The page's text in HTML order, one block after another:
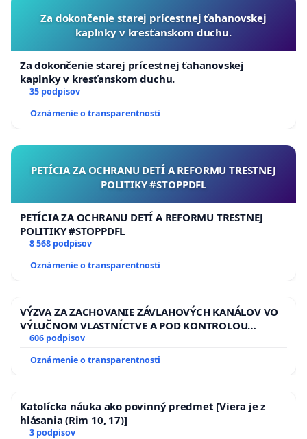
Za dokončenie starej prícestnej ťahanovskej
kaplnky v kresťanskom duchu.
Za dokončenie starej prícestnej ťahanovskej
kaplnky v kresťanskom duchu.
35 podpisov
Oznámenie o transparentnosti
PETÍCIA ZA OCHRANU DETÍ A REFORMU TRESTNEJ
POLITIKY #STOPPDFL
PETÍCIA ZA OCHRANU DETÍ A REFORMU TRESTNEJ
POLITIKY #STOPPDFL
8 568 podpisov
Oznámenie o transparentnosti
VÝZVA ZA ZACHOVANIE ZÁVLAHOVÝCH KANÁLOV VO
VÝLUČNOM VLASTNÍCTVE A POD KONTROLOU
SLOVENSKEJ REPUBLIKY & žiadosť na riešenie
kanálov na Slovensku
606 podpisov
Oznámenie o transparentnosti
Katolícka náuka ako povinný predmet [Viera je z
hlásania (Rim 10, 17)]
3 podpisov